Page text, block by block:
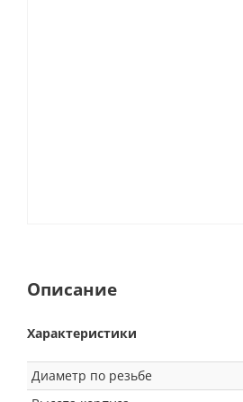
Описание
Характеристики
Диаметр по резьбе